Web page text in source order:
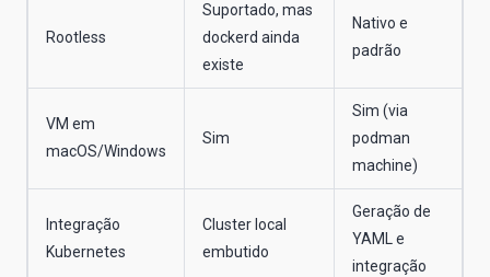
Rootless
Suportado, mas
dockerd ainda
existe
Nativo e
padrão
VM em
macOS/Windows
Sim
Sim (via
podman
machine)
Integração
Kubernetes
Cluster local
embutido
Geração de
YAML e
integração